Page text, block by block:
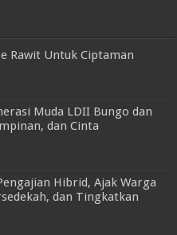
Rawit Untuk Ciptaman
Muda LDII Bungo dan
dan Cinta
Hibrid, Ajak Warga
dan Tingkatkan